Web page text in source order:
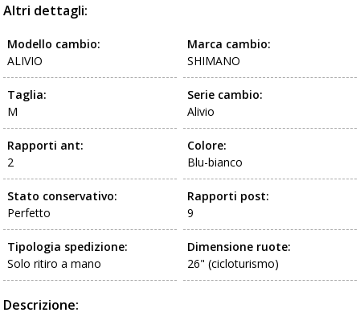
Altri dettagli:
Marca cambio:
SHIMANO
Modello cambio:
ALIVIO
Serie cambio:
Alivio
Taglia:
M
Colore:
Blu-bianco
Rapporti ant:
2
Rapporti post:
9
Stato conservativo:
Perfetto
Dimensione ruote:
26" (cicloturismo)
Tipologia spedizione:
Solo ritiro a mano
Descrizione: